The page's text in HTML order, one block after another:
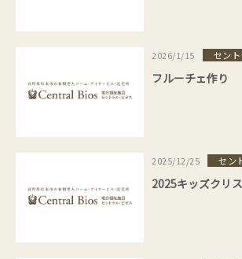
2026/1/15 セン
フルーチェ作り
2025/12/25 セン
2025キッズクリ